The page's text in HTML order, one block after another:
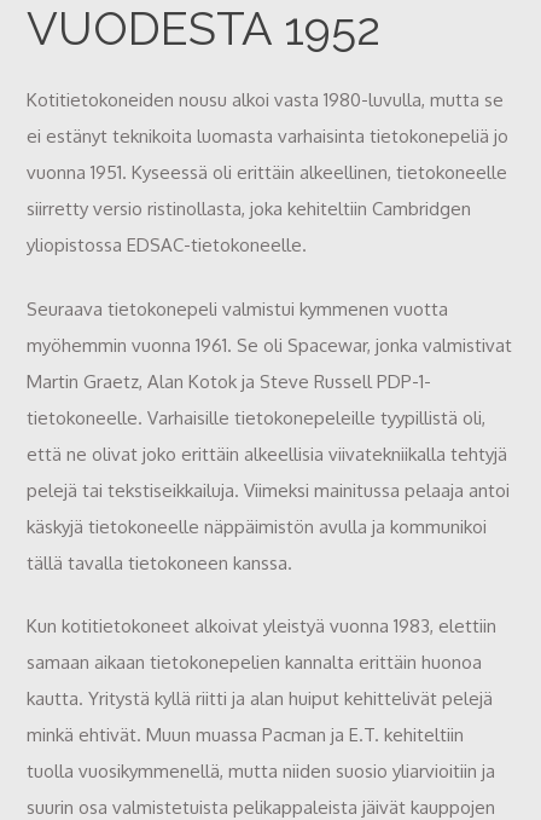
VUODESTA 1952
Kotitietokoneiden nousu alkoi vasta 1980-luvulla, mutta se
ei estänyt teknikoita luomasta varhaisinta tietokonepeliä jo
vuonna 1951. Kyseessä oli erittäin alkeellinen, tietokoneelle
siirretty versio ristinollasta, joka kehiteltiin Cambridgen
yliopistossa EDSAC-tietokoneelle.
Seuraava tietokonepeli valmistui kymmenen vuotta
myöhemmin vuonna 1961. Se oli Spacewar, jonka valmistivat
Martin Graetz, Alan Kotok ja Steve Russell PDP-1-
tietokoneelle. Varhaisille tietokonepeleille tyypillistä oli,
että ne olivat joko erittäin alkeellisia viivatekniikalla tehtyjä
pelejä tai tekstiseikkailuja. Viimeksi mainitussa pelaaja antoi
käskyjä tietokoneelle näppäimistön avulla ja kommunikoi
tällä tavalla tietokoneen kanssa.
Kun kotitietokoneet alkoivat yleistyä vuonna 1983, elettiin
samaan aikaan tietokonepelien kannalta erittäin huonoa
kautta. Yritystä kyllä riitti ja alan huiput kehittelivät pelejä
minkä ehtivät. Muun muassa Pacman ja E.T. kehiteltiin
tuolla vuosikymmenellä, mutta niiden suosio yliarvioitiin ja
suurin osa valmistetuista pelikappaleista jäivät kauppojen